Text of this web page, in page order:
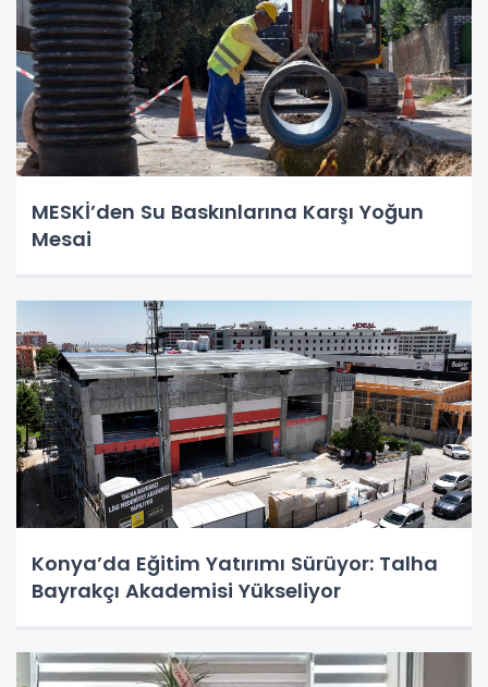
MESKİ’den Su Baskınlarına Karşı Yoğun
Mesai
Konya’da Eğitim Yatırımı Sürüyor: Talha
Bayrakçı Akademisi Yükseliyor